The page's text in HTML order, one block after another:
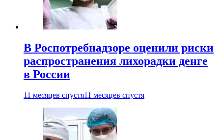
В Роспотребнадзоре оценили риски
распространения лихорадки денге
в России
11 месяцев спустя11 месяцев спустя